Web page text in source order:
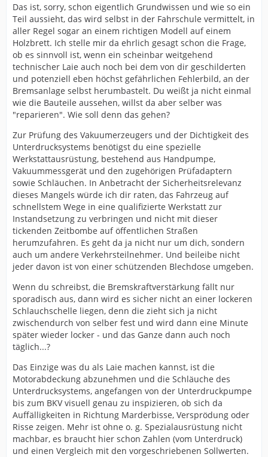
Das ist, sorry, schon eigentlich Grundwissen und wie so ein
Teil aussieht, das wird selbst in der Fahrschule vermittelt, in
aller Regel sogar an einem richtigen Modell auf einem
Holzbrett. Ich stelle mir da ehrlich gesagt schon die Frage,
ob es sinnvoll ist, wenn ein scheinbar weitgehend
technischer Laie auch noch bei dem von dir geschilderten
und potenziell eben höchst gefährlichen Fehlerbild, an der
Bremsanlage selbst herumbastelt. Du weißt ja nicht einmal
wie die Bauteile aussehen, willst da aber selber was
"reparieren". Wie soll denn das gehen?
Zur Prüfung des Vakuumerzeugers und der Dichtigkeit des
Unterdrucksystems benötigst du eine spezielle
Werkstattausrüstung, bestehend aus Handpumpe,
Vakuummessgerät und den zugehörigen Prüfadaptern
sowie Schläuchen. In Anbetracht der Sicherheitsrelevanz
dieses Mangels würde ich dir raten, das Fahrzeug auf
schnellstem Wege in eine qualifizierte Werkstatt zur
Instandsetzung zu verbringen und nicht mit dieser
tickenden Zeitbombe auf öffentlichen Straßen
herumzufahren. Es geht da ja nicht nur um dich, sondern
auch um andere Verkehrsteilnehmer. Und beileibe nicht
jeder davon ist von einer schützenden Blechdose umgeben.
Wenn du schreibst, die Bremskraftverstärkung fällt nur
sporadisch aus, dann wird es sicher nicht an einer lockeren
Schlauchschelle liegen, denn die zieht sich ja nicht
zwischendurch von selber fest und wird dann eine Minute
später wieder locker - und das Ganze dann auch noch
täglich...?
Das Einzige was du als Laie machen kannst, ist die
Motorabdeckung abzunehmen und die Schläuche des
Unterdrucksystems, angefangen von der Unterdruckpumpe
bis zum BKV visuell genau zu inspizieren, ob sich da
Auffälligkeiten in Richtung Marderbisse, Versprödung oder
Risse zeigen. Mehr ist ohne o. g. Spezialausrüstung nicht
machbar, es braucht hier schon Zahlen (vom Unterdruck)
und einen Vergleich mit den vorgeschriebenen Sollwerten.